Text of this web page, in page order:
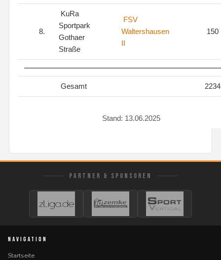
8.
KuRa
Sportpark
Gothaer
Straße
FSV
Waltershausen
II
150
Gesamt 2234
Stand: 13.06.2025
PARTNER & SPONSOREN
NAVIGATION
Startseite